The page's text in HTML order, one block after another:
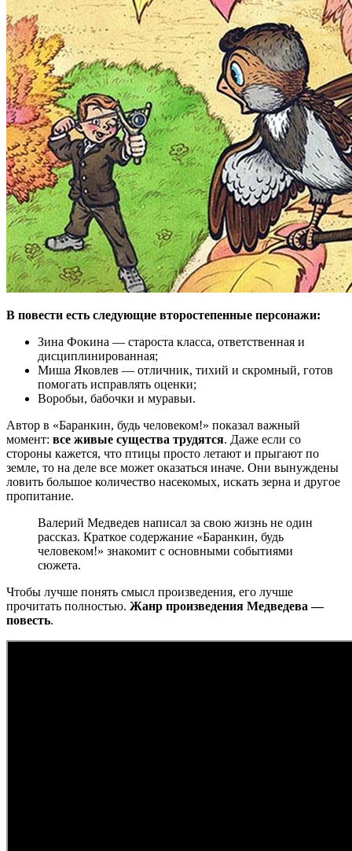
В повести есть следующие второстепенные персонажи:
Зина Фокина — староста класса, ответственная и
дисциплинированная;
Миша Яковлев — отличник, тихий и скромный, готов
помогать исправлять оценки;
Воробьи, бабочки и муравьи.
Автор в «Баранкин, будь человеком!» показал важный
момент: все живые существа трудятся. Даже если со
стороны кажется, что птицы просто летают и прыгают по
земле, то на деле все может оказаться иначе. Они вынуждены
ловить большое количество насекомых, искать зерна и другое
пропитание.
Валерий Медведев написал за свою жизнь не один
рассказ. Краткое содержание «Баранкин, будь
человеком!» знакомит с основными событиями
сюжета.
Чтобы лучше понять смысл произведения, его лучше
прочитать полностью. Жанр произведения Медведева —
повесть.